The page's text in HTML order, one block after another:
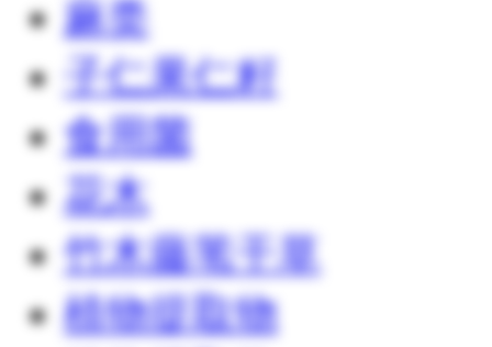
麻类
子仁果仁籽
食用菌
花木
竹木藤苇干草
植物提取物